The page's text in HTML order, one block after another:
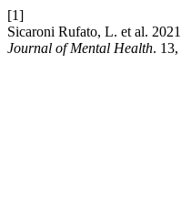
[1]
Sicaroni Rufato, L. et al.
Journal of Mental Health.